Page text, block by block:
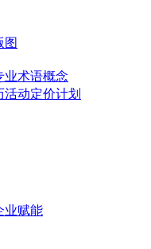
图
业术语概念
活动定价计划
业赋能